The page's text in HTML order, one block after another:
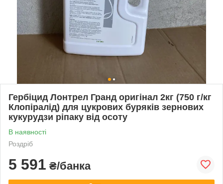
Гербіцид Лонтрел Гранд оригінал 2кг (750 г/кг
Клопіралід) для цукрових буряків зернових
кукурудзи ріпаку від осоту
В наявності
Роздріб
5 591 ₴/банка